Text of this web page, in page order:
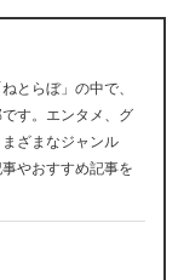
とらぼ」の中で、
す。エンタメ、グ
ざまなジャンル
やおすすめ記事を